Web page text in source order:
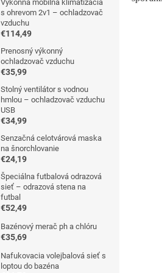
Výkonná mobilná klimatizácia
s ohrevom 2v1 – ochladzovač
vzduchu
€114,49
Prenosný výkonný
ochladzovač vzduchu
€35,99
Stolný ventilátor s vodnou
hmlou – ochladzovač vzduchu
USB
€34,99
Senzačná celotvárová maska
na šnorchlovanie
€24,19
Špeciálna futbalová odrazová
sieť – odrazová stena na
futbal
€52,49
Bazénový merač ph a chlóru
€35,69
Nafukovacia volejbalová sieť s
loptou do bazéna